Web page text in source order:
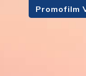
Promofilm